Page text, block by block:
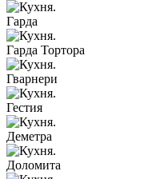
Гарда
Гарда Тортора
Гварнери
Гестия
Деметра
Доломита